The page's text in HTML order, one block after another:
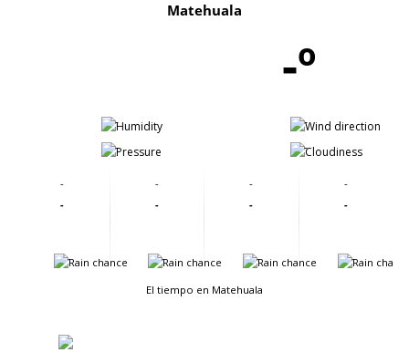
Matehuala
-º
-
-
-
-
-
-
-
-
-
-
-
-
-
-
-
-
El tiempo en Matehuala